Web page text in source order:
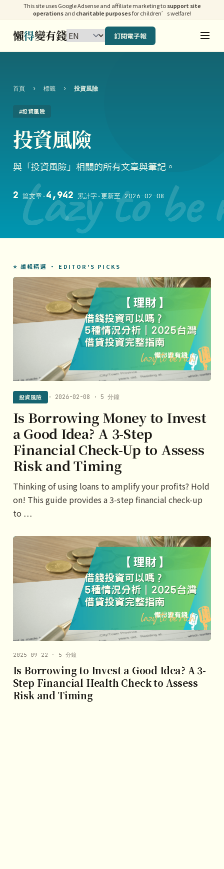
This site uses Google Adsense and affiliate marketing tosupport site
operationsandcharitable purposesfor children’s welfare!
懶得變有錢 訂閱電子報
Lazy to be
首頁 › 標籤 › 投資風險
#投資風險
投資風險
與「投資風險」相關的所有文章與筆記。
2 篇文章· 4,942 累計字·更新至 2026-02-08
⭐ 編輯精選 · EDITOR'S PICKS
投資風險 · 2026-02-08 · 5 分鐘
Is Borrowing Money to Invest
a Good Idea? A 3-Step
Financial Check-Up to Assess
Risk and Timing
Thinking of using loans to amplify your profits? Hold
on! This guide provides a 3-step financial check-up
to …
2025-09-22 · 5 分鐘
Is Borrowing to Invest a Good Idea? A 3-
Step Financial Health Check to Assess
Risk and Timing